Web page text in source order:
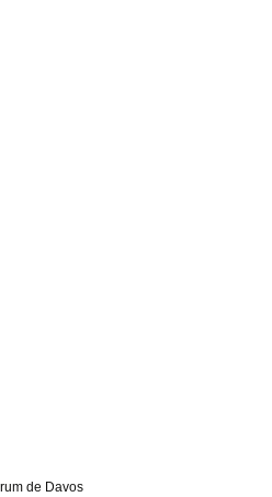
de Davos